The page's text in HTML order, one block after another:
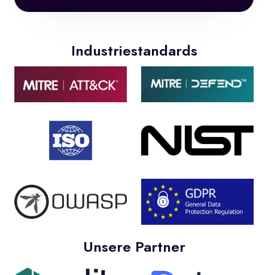
Industriestandards
Unsere Partner